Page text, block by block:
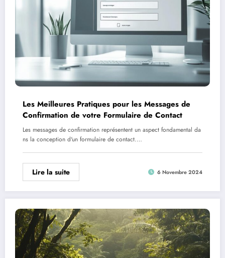
Les Meilleures Pratiques pour les Messages de
Confirmation de votre Formulaire de Contact
Les messages de confirmation représentent un aspect fondamental da
ns la conception d'un formulaire de contact.…
Lire la suite 6 Novembre 2024